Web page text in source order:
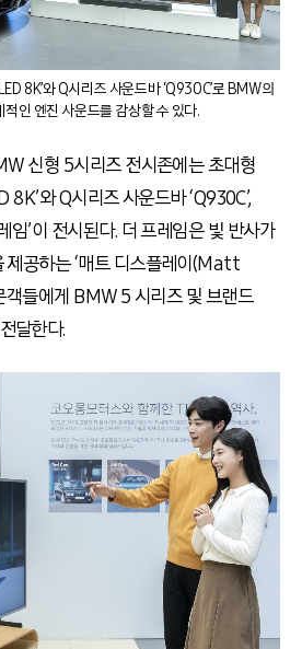
8K’와 Q시리즈 사운드바 ‘Q930C’로 BMW의
적인 엔진 사운드를 감상할 수 있다.
신형 5시리즈 전시존에는 초대형
8K’와 Q시리즈 사운드바 ‘Q930C’,
임’이 전시된다. 더 프레임은 빛 반사가
제공하는 ‘매트 디스플레이(Matt
들에게 BMW 5 시리즈 및 브랜드
달한다.